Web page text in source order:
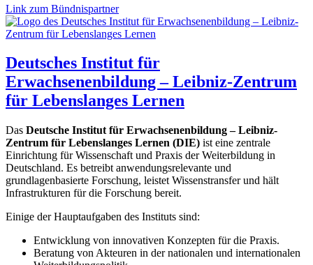
Link zum Bündnispartner
Deutsches Institut für
Erwachsenenbildung – Leibniz-Zentrum
für Lebenslanges Lernen
Das Deutsche Institut für Erwachsenenbildung – Leibniz-
Zentrum für Lebenslanges Lernen (DIE) ist eine zentrale
Einrichtung für Wissenschaft und Praxis der Weiterbildung in
Deutschland. Es betreibt anwendungsrelevante und
grundlagenbasierte Forschung, leistet Wissenstransfer und hält
Infrastrukturen für die Forschung bereit.
Einige der Hauptaufgaben des Instituts sind:
Entwicklung von innovativen Konzepten für die Praxis.
Beratung von Akteuren in der nationalen und internationalen